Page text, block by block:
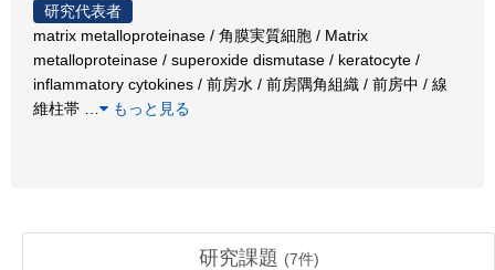
研究代表者
matrix metalloproteinase / 角膜実質細胞 / Matrix
metalloproteinase / superoxide dismutase / keratocyte /
inflammatory cytokines / 前房水 / 前房隅角組織 / 前房中 / 線
維柱帯
もっと見る
研究課題 (7件)